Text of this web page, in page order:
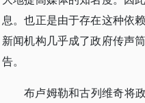
息。也正是由于存在这种依
新闻机构几乎成了政府传声
告。
布卢姆勒和古列维奇将